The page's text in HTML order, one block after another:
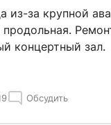
из-за крупной
концертный зал.
Обсудить